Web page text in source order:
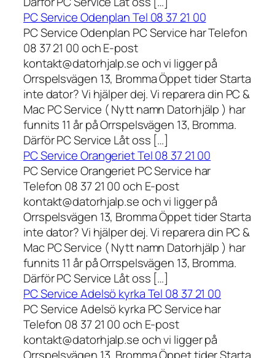
PC Service Odenplan Tel 08 37 21 00
PC Service Odenplan PC Service har Telefon
08 37 21 00 och E-post
kontakt@datorhjalp.se och vi ligger på
Orrspelsvägen 13, Bromma Öppet tider Starta
inte dator? Vi hjälper dej. Vi reparera din PC &
Mac PC Service ( Nytt namn Datorhjälp ) har
funnits 11 år på Orrspelsvägen 13, Bromma.
Därför PC Service Låt oss […]
PC Service Orangeriet Tel 08 37 21 00
PC Service Orangeriet PC Service har
Telefon 08 37 21 00 och E-post
kontakt@datorhjalp.se och vi ligger på
Orrspelsvägen 13, Bromma Öppet tider Starta
inte dator? Vi hjälper dej. Vi reparera din PC &
Mac PC Service ( Nytt namn Datorhjälp ) har
funnits 11 år på Orrspelsvägen 13, Bromma.
Därför PC Service Låt oss […]
PC Service Adelsö kyrka Tel 08 37 21 00
PC Service Adelsö kyrka PC Service har
Telefon 08 37 21 00 och E-post
kontakt@datorhjalp.se och vi ligger på